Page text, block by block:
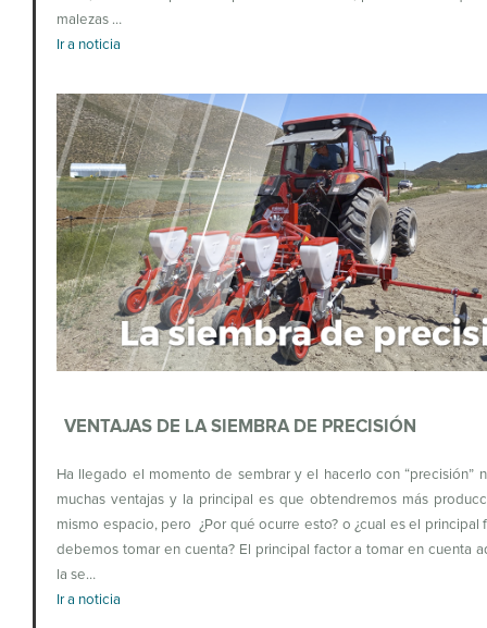
malezas …
Ir a noticia
VENTAJAS DE LA SIEMBRA DE PRECISIÓN
Ha llegado el momento de sembrar y el hacerlo con “precisión”
muchas ventajas y la principal es que obtendremos más
mismo espacio, pero ¿Por qué ocurre esto? o ¿cual es el principal
debemos tomar en cuenta? El principal factor a tomar en cuenta
la se…
Ir a noticia